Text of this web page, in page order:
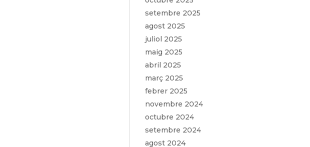
setembre 2025
agost 2025
juliol 2025
maig 2025
abril 2025
març 2025
febrer 2025
novembre 2024
octubre 2024
setembre 2024
agost 2024